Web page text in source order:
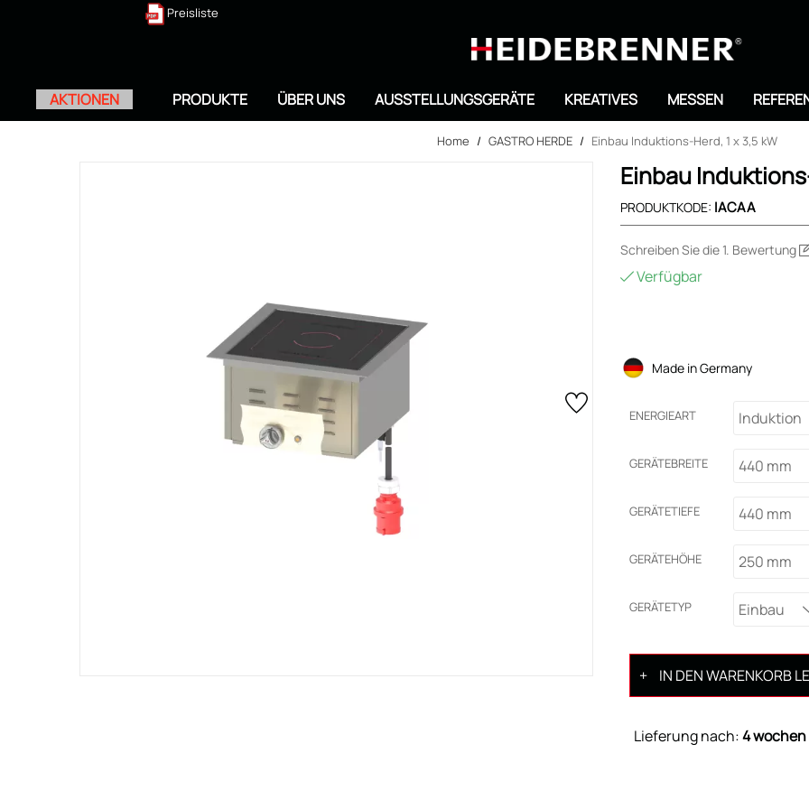
Preisliste
AKTIONEN PRODUKTE ÜBER UNS AUSSTELLUNGSGERÄTE KREATIVES MESSEN
Suche
Home / GASTRO HERDE / Einbau Induktions-Herd, 1 x 3,5 kW
Einbau
PRODUKTKODE: IACAA
Schreiben Sie die 1. Bewertung
Verfügbar
Made in Germany
ENERGIEART Induktion
GERÄTEBREITE 440 mm
GERÄTETIEFE 440 mm
GERÄTEHÖHE 250 mm
GERÄTETYP Einbau
IN DEN WARENKORB
Lieferung nach:4 wochen